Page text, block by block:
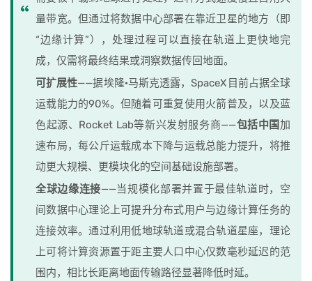
量带宽。但通过将数据中心部署在靠近卫星的地方（即
“边缘计算”），处理过程可以直接在轨道上更快地完
成，仅需将最终结果或洞察数据传回地面。
可扩展性——据埃隆·马斯克透露，SpaceX目前占据全球
运载能力的90%。但随着可重复使用火箭普及，以及蓝
色起源、Rocket Lab等新兴发射服务商——包括中国加
速布局，每公斤运载成本下降与运载总能力提升，将推
动更大规模、更模块化的空间基础设施部署。
全球边缘连接——当规模化部署并置于最佳轨道时，空
间数据中心理论上可提升分布式用户与边缘计算任务的
连接效率。通过利用低地球轨道或混合轨道星座，理论
上可将计算资源置于距主要人口中心仅数毫秒延迟的范
围内，相比长距离地面传输路径显著降低时延。